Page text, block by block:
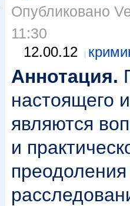
Опубликовано
11:30
12.00.12
Аннотация.
настоящего
являются
и